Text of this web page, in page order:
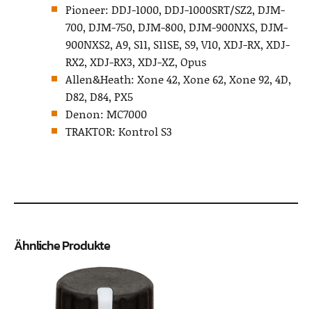
Pioneer: DDJ-1000, DDJ-1000SRT/SZ2, DJM-
700, DJM-750, DJM-800, DJM-900NXS, DJM-
900NXS2, A9, S11, S11SE, S9, V10, XDJ-RX, XDJ-
RX2, XDJ-RX3, XDJ-XZ, Opus
Allen&Heath: Xone 42, Xone 62, Xone 92, 4D,
D82, D84, PX5
Denon: MC7000
TRAKTOR: Kontrol S3
Ähnliche Produkte